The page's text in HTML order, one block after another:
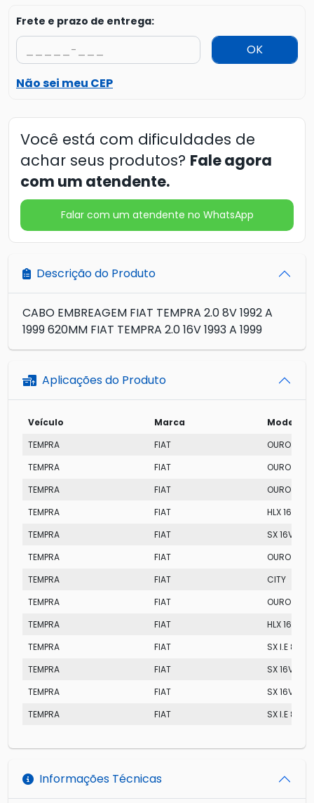
Frete e prazo de entrega:
OK
Não sei meu CEP
Você está com dificuldades de
achar seus produtos? Fale agora
com um atendente.
Falar com um atendente no WhatsApp
Descrição do Produto
CABO EMBREAGEM FIAT TEMPRA 2.0 8V 1992 A
1999 620MM FIAT TEMPRA 2.0 16V 1993 A 1999
Aplicações do Produto
Veículo Marca
Modelo
TEMPRA
FIAT
OURO
TEMPRA
FIAT
OURO 16V
TEMPRA
FIAT
OURO 16V
TEMPRA
FIAT
HLX 16V
TEMPRA
FIAT
SX 16V
TEMPRA
FIAT
OURO 16V
TEMPRA
FIAT
CITY
TEMPRA
FIAT
OURO
TEMPRA
FIAT
HLX 16V
TEMPRA
FIAT
SX I.E 8V
TEMPRA
FIAT
SX 16V
TEMPRA
FIAT
SX 16V
TEMPRA
FIAT SX I.E 8V
Informações Técnicas